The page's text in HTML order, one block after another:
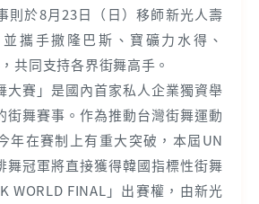
則於8月23日（日）移師新光人壽
攜手撒隆巴斯、寶礦力水得、
共同支持各界街舞高手。
大賽」是國內首家私人企業獨資舉
街舞賽事。作為推動台灣街舞運動
年在賽制上有重大突破，本屆UN
舞冠軍將直接獲得韓國指標性街舞
WORLD FINAL」出賽權，由新光